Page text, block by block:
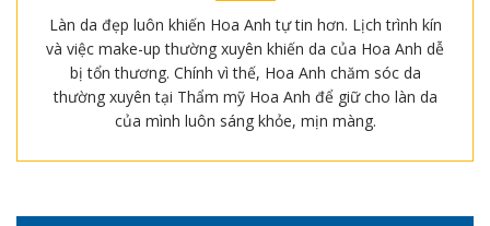
Làn da đẹp luôn khiến Hoa Anh tự tin hơn. Lịch trình kín
và việc make-up thường xuyên khiến da của Hoa Anh dễ
bị tổn thương. Chính vì thế, Hoa Anh chăm sóc da
thường xuyên tại Thẩm mỹ Hoa Anh để giữ cho làn da
của mình luôn sáng khỏe, mịn màng.